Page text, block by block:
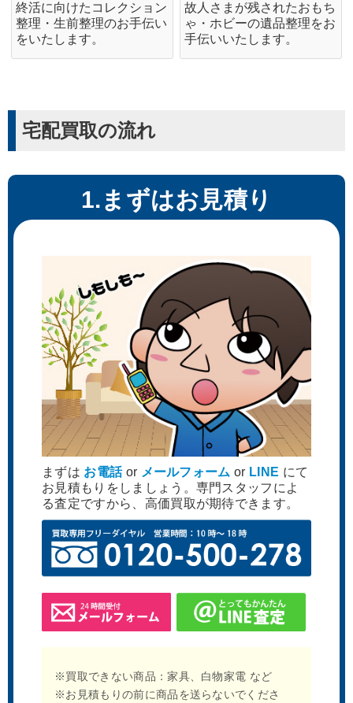
終活に向けたコレクション
整理・生前整理のお手伝い
をいたします。
故人さまが残されたおもち
ゃ・ホビーの遺品整理をお
手伝いいたします。
宅配買取の流れ
1.まずはお見積り
まずは お電話or メールフォーム or LINE にて
お見積もりをしましょう。専門スタッフによ
る査定ですから、高価買取が期待できます。
※買取できない商品：家具、白物家電 など
※お見積もりの前に商品を送らないでくださ